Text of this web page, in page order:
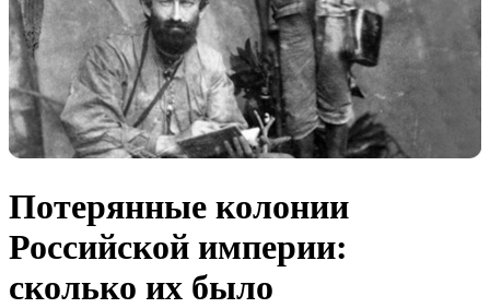
Потерянные колонии
Российской империи:
сколько их было